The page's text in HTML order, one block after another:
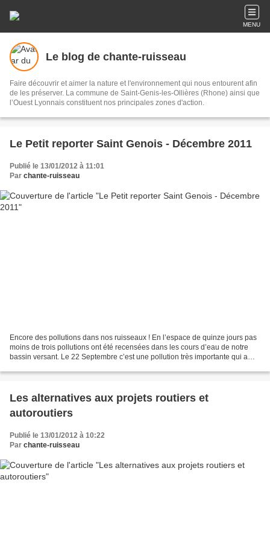
MENU
Le blog de chante-ruisseau
Faire découvrir et aimer la nature et l'environnement qui nous entourent afin
de les préserver. La commune de Saint-Genis-les-Ollières (Rhone) ainsi que
l’Ouest Lyonnais constituent nos principales zones d'action.
Le Petit reporter Saint Genois - Décembre 2011
Publié le 13/01/2012 à 11:01
Par chante-ruisseau
Encore des pollutions dans nos ruisseaux ! En l’espace de quinze jours pas
moins de trois pollutions ont été recensées dans les cours d’eau de notre
bassin versant. Le 22 Septembre c’est une pollution très importante qui a
Les alternatives aux projets routiers et
autoroutiers
Publié le 13/01/2012 à 10:22
Par chante-ruisseau